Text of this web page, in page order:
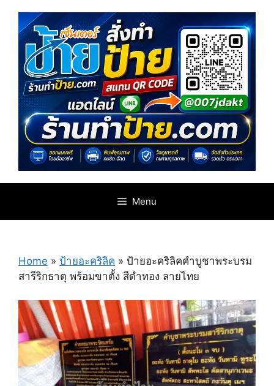
content
Menu
Home » ป้ายอะคริลิค » ป้ายอะคริลิคคำบูชาพระบรม
สารีริกธาตุ พร้อมขาตั้ง สีดำทอง ลายไทย